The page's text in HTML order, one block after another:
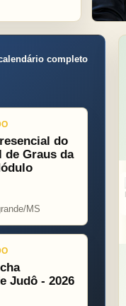
completo
do
de Graus da
MS
Judô - 2026
IS Roza